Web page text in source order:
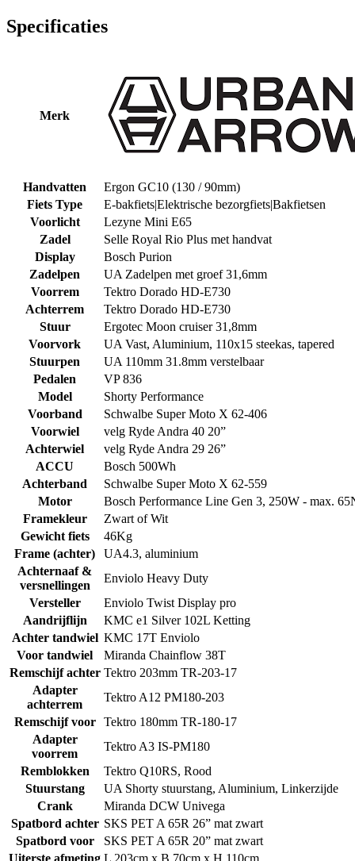
Specificaties
Merk
Handvatten
Ergon GC10 (130 / 90mm)
Fiets Type
E-bakfiets|Elektrische bezorgfiets|Bakfietsen
Voorlicht
Lezyne Mini E65
Zadel
Selle Royal Rio Plus met handvat
Display
Bosch Purion
Zadelpen
UA Zadelpen met groef 31,6mm
Voorrem
Tektro Dorado HD-E730
Achterrem
Tektro Dorado HD-E730
Stuur
Ergotec Moon cruiser 31,8mm
Voorvork
UA Vast, Aluminium, 110x15 steekas, tapered
Stuurpen
UA 110mm 31.8mm verstelbaar
Pedalen
VP 836
Model
Shorty Performance
Voorband
Schwalbe Super Moto X 62-406
Voorwiel
velg Ryde Andra 40 20”
Achterwiel
velg Ryde Andra 29 26”
ACCU
Bosch 500Wh
Achterband
Schwalbe Super Moto X 62-559
Motor
Bosch Performance Line Gen 3, 250W - max.
Framekleur
Zwart of Wit
Gewicht fiets
46Kg
Frame (achter)
UA4.3, aluminium
Achternaaf &
versnellingen
Enviolo Heavy Duty
Versteller
Enviolo Twist Display pro
Aandrijflijn
KMC e1 Silver 102L Ketting
Achter tandwiel KMC 17T Enviolo
Voor tandwiel
Miranda Chainflow 38T
Remschijf achter Tektro 203mm TR-203-17
Adapter
achterrem
Tektro A12 PM180-203
Remschijf voor
Tektro 180mm TR-180-17
Adapter
voorrem
Tektro A3 IS-PM180
Remblokken
Tektro Q10RS, Rood
Stuurstang
UA Shorty stuurstang, Aluminium, Linkerzijde
Crank
Miranda DCW Univega
Spatbord achter SKS PET A 65R 26” mat zwart
Spatbord voor
SKS PET A 65R 20” mat zwart
Uiterste afmeting L 203cm x B 70cm x H 110cm